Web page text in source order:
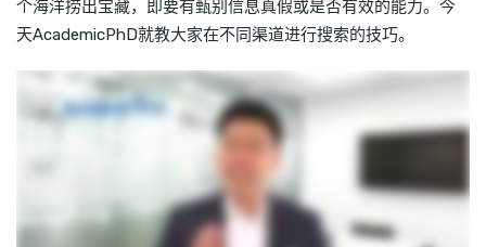
个海洋捞出宝藏，即要有甄别信息真假或是否有效的能力。今
天AcademicPhD就教大家在不同渠道进行搜索的技巧。